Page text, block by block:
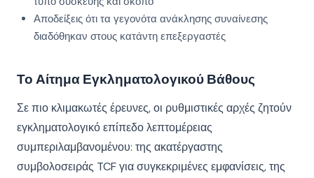
Αποδείξεις ότι τα γεγονότα ανάκλησης συναίνεσης
διαδόθηκαν στους κατάντη επεξεργαστές
Το Αίτημα Εγκληματολογικού Βάθους
Σε πιο κλιμακωτές έρευνες, οι ρυθμιστικές αρχές ζητούν
εγκληματολογικό επίπεδο λεπτομέρειας
συμπεριλαμβανομένου: της ακατέργαστης
συμβολοσειράς TCF για συγκεκριμένες εμφανίσεις, της